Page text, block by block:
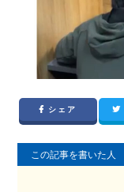
シェア
この記事を書いた人